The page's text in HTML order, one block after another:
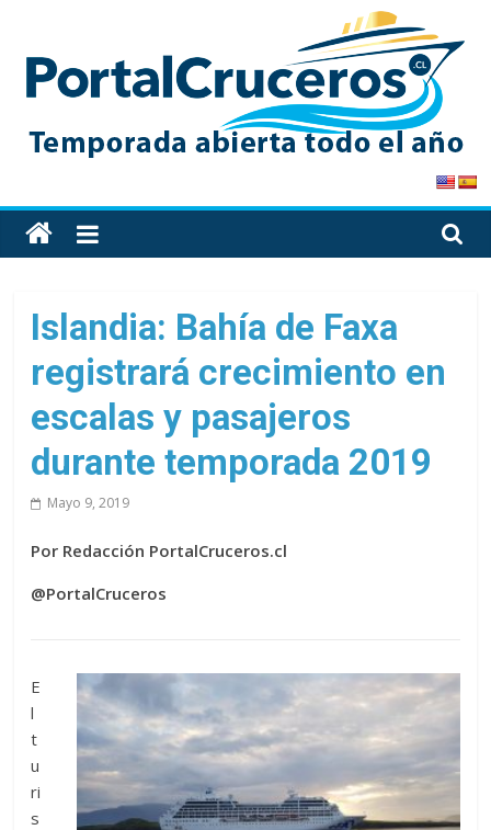
content
PortalCruceros
Toda
la
de
cruceros
en
un
solo
sitio
Islandia: Bahía de Faxa
registrará crecimiento en
escalas y pasajeros
durante temporada 2019
Mayo 9, 2019
Por Redacción PortalCruceros.cl
@PortalCruceros
E
l
t
u
ri
s